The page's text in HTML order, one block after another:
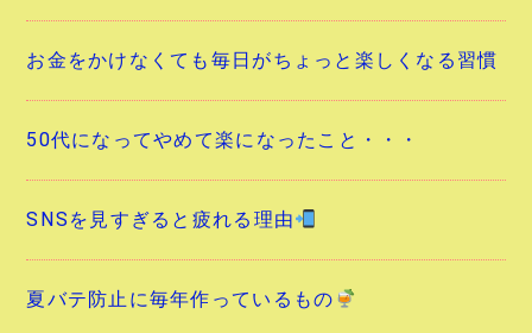
お金をかけなくても毎日がちょっと楽しくなる習慣
50代になってやめて楽になったこと・・・
SNSを見すぎると疲れる理由
夏バテ防止に毎年作っているもの